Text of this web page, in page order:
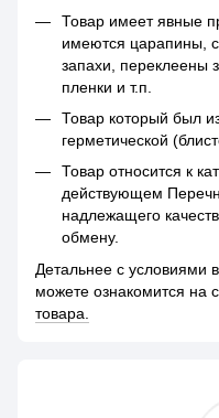
Товар имеет явные
имеются царапины,
запахи, переклеены
пленки и т.п.
Товар который был
герметической
Товар относится к
действующем
надлежащего
обмену.
Детальнее с условиями
можете ознакомится на
товара.